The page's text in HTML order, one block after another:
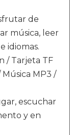
de
música, leer
idiomas.
/ Tarjeta TF
Música MP3 /
escuchar
y en